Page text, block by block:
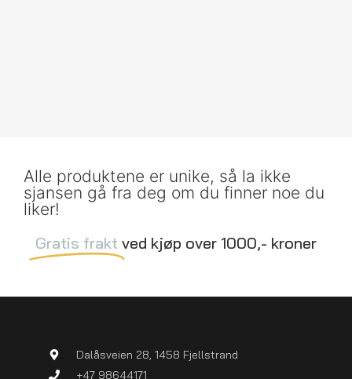
Alle produktene er unike, så la ikke
sjansen gå fra deg om du finner noe du
liker!
Gratis frakt ved kjøp over 1000,- kroner
Dalåsveien 28, 1458 Fjellstrand
+47 98644171